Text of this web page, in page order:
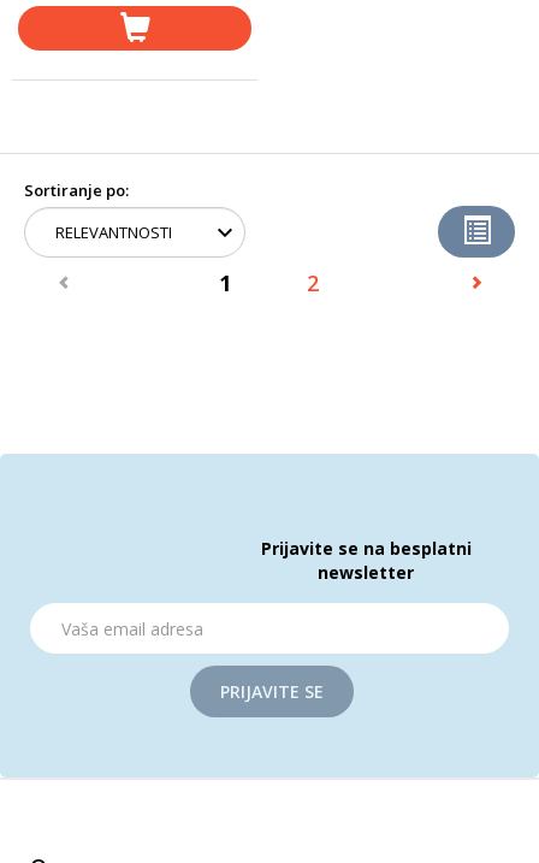
Sortiranje po:
1 2
Prijavite se na besplatni
newsletter
PRIJAVITE SE